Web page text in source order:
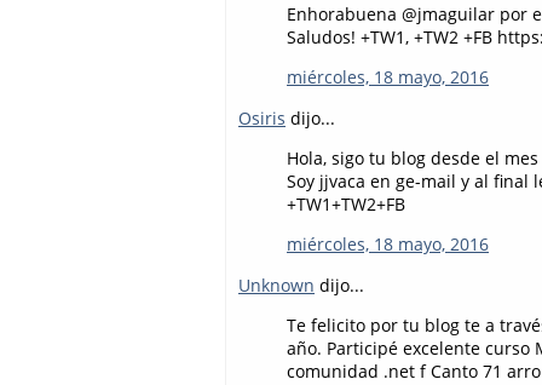
Enhorabuena @jmaguilar por
Saludos! +TW1, +TW2 +FB
miércoles, 18 mayo, 2016
Osiris dijo...
Hola, sigo tu blog desde el
Soy jjvaca en ge-mail y al final
+TW1+TW2+FB
miércoles, 18 mayo, 2016
Unknown dijo...
Te felicito por tu blog te a
año. Participé excelente curso
comunidad .net f Canto 71